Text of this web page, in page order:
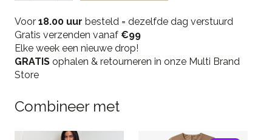
Dress
-
Black
quantity
Voor 18.00 uur besteld = dezelfde dag verstuurd
Gratis verzenden vanaf €99
Elke week een nieuwe drop!
GRATIS ophalen & retourneren in onze Multi Brand
Store
Combineer met